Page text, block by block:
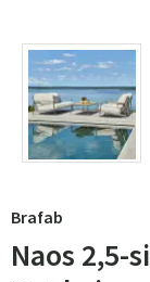
Brafab
Naos 2,5-